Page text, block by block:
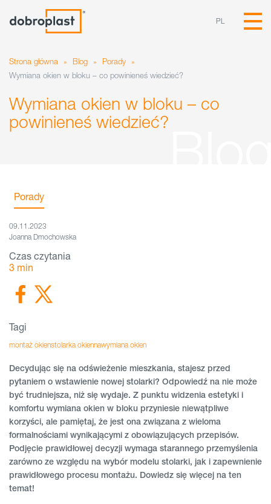
PL
Strona główna » Blog » Porady
»
Wymiana okien w bloku – co powinieneś wiedzieć?
Wymiana okien w bloku – co
powinieneś wiedzieć?
Decydując się na odświeżenie mieszkania, stajesz przed
pytaniem o wstawienie nowej stolarki? Odpowiedź na nie może
być trudniejsza, niż się wydaje. Z punktu widzenia estetyki i
komfortu wymiana okien w bloku przyniesie niewątpliwe
korzyści, ale pamiętaj, że jest ona związana z wieloma
formalnościami wynikającymi z obowiązujących przepisów.
Podjęcie prawidłowej decyzji wymaga starannego przemyślenia
zarówno ze względu na wybór modelu stolarki, jak i zapewnienie
prawidłowego procesu montażu. Dowiedz się więcej na ten
temat!
Porady
09.11.2023
Joanna Dmochowska
Czas czytania
3 min
Tagi
montaż okienstolarka okiennawymiana okien